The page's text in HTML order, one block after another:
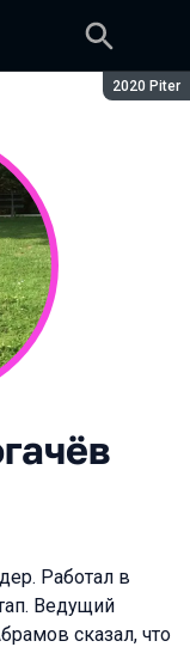
Сезон:
2020 Piter
Работал в
Ведущий
сказал, что